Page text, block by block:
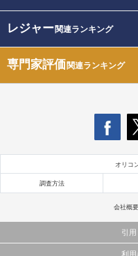
レジャー関連ランキング
専門家評価関連ランキング
オリコ
調査方法
会社概要
引
利用